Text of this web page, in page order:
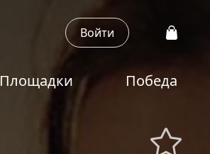
Войти
Площадки Победа